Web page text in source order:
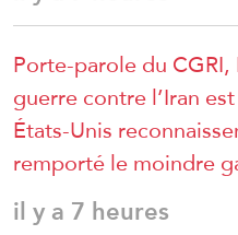
Porte-parole du
guerre contre l’Iran
États-Unis
remporté le moindre
il y a 7 heures